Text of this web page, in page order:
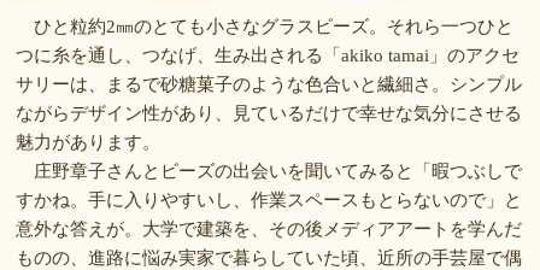
ひと粒約2㎜のとても小さなグラスビーズ。それら一つひと
つに糸を通し、つなげ、生み出される「akiko tamai」のアクセ
サリーは、まるで砂糖菓子のような色合いと繊細さ。シンプル
ながらデザイン性があり、見ているだけで幸せな気分にさせる
魅力があります。
庄野章子さんとビーズの出会いを聞いてみると「暇つぶしで
すかね。手に入りやすいし、作業スペースもとらないので」と
意外な答えが。大学で建築を、その後メディアアートを学んだ
ものの、進路に悩み実家で暮らしていた頃、近所の手芸屋で偶